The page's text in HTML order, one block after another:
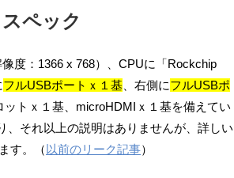
ペック
度：1366 x 768）、CPUに「Rockchip
フルUSBポートｘ１基 、右側にフルUSBポ
ットｘ１基、microHDMIｘ１基を備えてい
、それ以上の説明はありませんが、詳しい
す。（ 以前のリーク記事）